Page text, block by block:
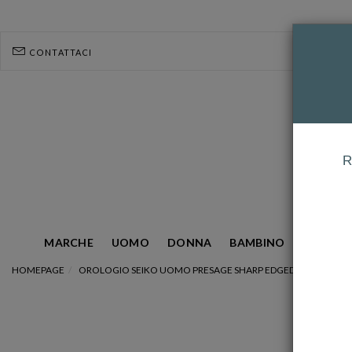
CONTATTACI
MARCHE UOMO DONNA BAMBINO
HOMEPAGE OROLOGIO SEIKO UOMO PRESAGE SHARP EDGED SERIES